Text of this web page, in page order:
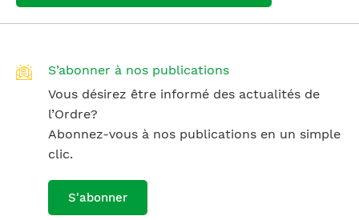
S’abonner à nos publications
Vous désirez être informé des actualités de
l’Ordre?
Abonnez-vous à nos publications en un simple
clic.
S'abonner